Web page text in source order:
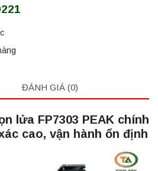
ĐÁNH GIÁ (0)
lửa FP7303 PEAK chính
cao, vận hành ổn định